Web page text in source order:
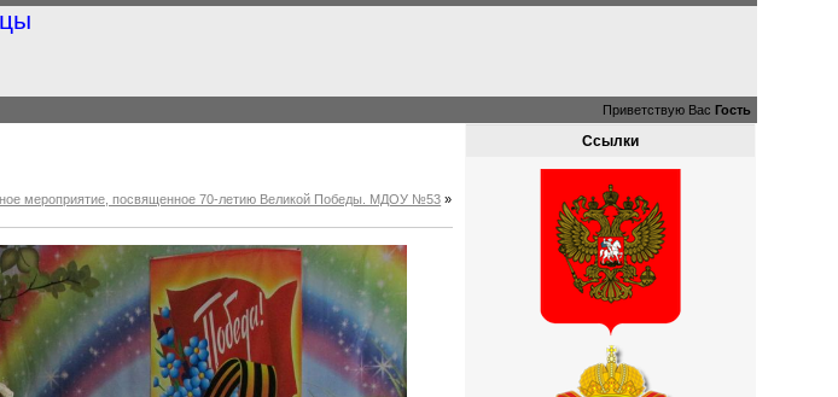
Приветствую Вас Гость
мероприятие, посвященное 70-летию Великой Победы. МДОУ №53 »
Ссылки